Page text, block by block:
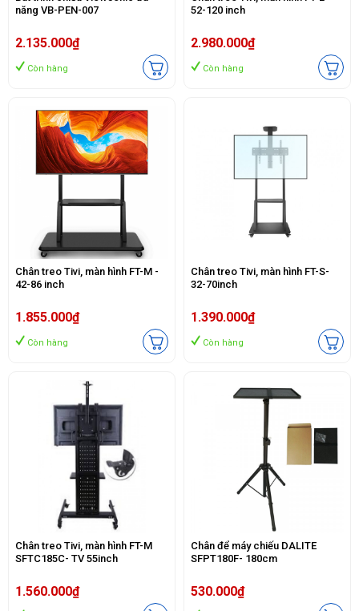
năng VB-PEN-007
2.135.000₫
Còn hàng
52-120 inch
2.980.000₫
Còn hàng
Chân treo Tivi, màn hình FT-M -
42-86 inch
1.855.000₫
Còn hàng
Chân treo Tivi, màn hình FT-S-
32-70inch
1.390.000₫
Còn hàng
Chân treo Tivi, màn hình FT-M
SFTC185C- TV 55inch
1.560.000₫
Chân để máy chiếu DALITE
SFPT180F- 180cm
530.000₫